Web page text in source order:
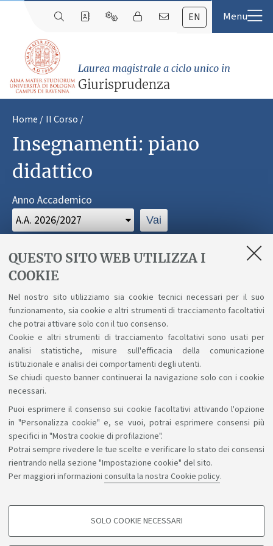
QUESTO SITO WEB UTILIZZA I
COOKIE
Nel nostro sito utilizziamo sia cookie tecnici necessari per il suo
funzionamento, sia cookie e altri strumenti di tracciamento facoltativi
che potrai attivare solo con il tuo consenso.
Cookie e altri strumenti di tracciamento facoltativi sono usati per
analisi statistiche, misure sull'efficacia della comunicazione
istituzionale e analisi dei comportamenti degli utenti.
Se chiudi questo banner continuerai la navigazione solo con i cookie
necessari.
Puoi esprimere il consenso sui cookie facoltativi attivando l'opzione
in "Personalizza cookie" e, se vuoi, potrai esprimere consensi più
specifici in "Mostra cookie di profilazione".
Potrai sempre rivedere le tue scelte e verificare lo stato dei consensi
rientrando nella sezione "Impostazione cookie" del sito.
Per maggiori informazioni consulta la nostra Cookie policy.
COOKIE DI PROFILAZIONE - FACOLTATIVI
SOLO COOKIE NECESSARI
EN
Laurea magistrale a ciclo unico in
Giurisprudenza
Home Il Corso
Insegnamenti: piano
didattico
Anno Accademico
Vai
In evidenza
Sosteniamo il diritto alla conoscenza
Seguici su: